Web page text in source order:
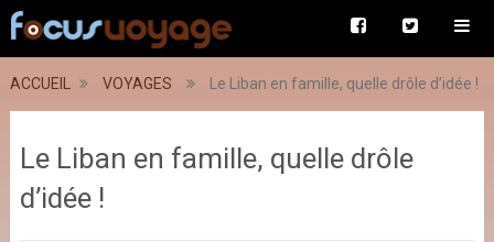
ACCUEIL VOYAGES Le Liban en famille, quelle drôle d’idée !
Le Liban en famille, quelle drôle
d’idée !